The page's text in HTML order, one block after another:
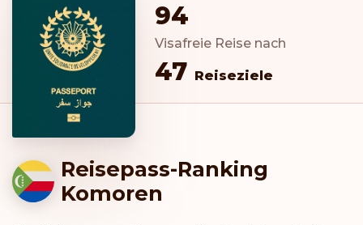
94
Visafreie Reise nach
47 Reiseziele
Reisepass-Ranking
Komoren